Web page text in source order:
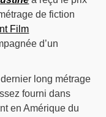
de fiction
Film
d’un
long métrage
fourni dans
en Amérique du